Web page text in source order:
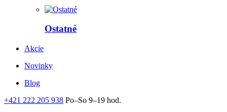
Ostatné
Akcie
Novinky
Blog
+421 222 205 938 Po–So 9–19 hod.